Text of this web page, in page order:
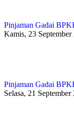
Pinjaman Gadai
Kamis, 23 September
Pinjaman Gadai
Selasa, 21 September